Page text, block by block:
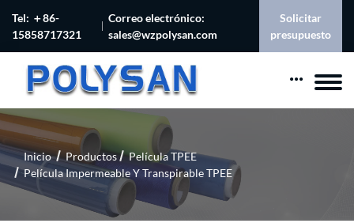
Tel: ＋86-
15858717321
Correo electrónico:
sales@wzpolysan.com
Solicitar
presupuesto
Inicio Productos
Película TPEE
Película Impermeable Y Transpirable TPEE